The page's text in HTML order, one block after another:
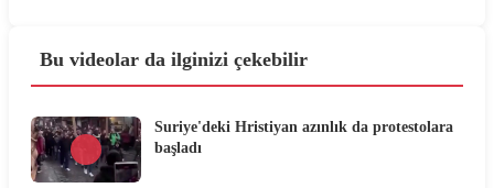
Bu videolar da ilginizi çekebilir
Suriye'deki Hristiyan azınlık da protestolara
başladı